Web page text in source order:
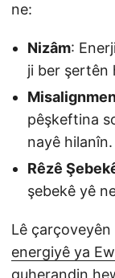
ne:
Nizâm:
ji ber şertên
pêşkeftina
nayê hilanîn.
Rêzê
şebekê yê
Lê
energiyê ya
guherandin